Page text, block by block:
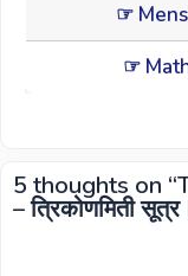
☞
☞
5 thoughts on
– त्रिकोणमिती